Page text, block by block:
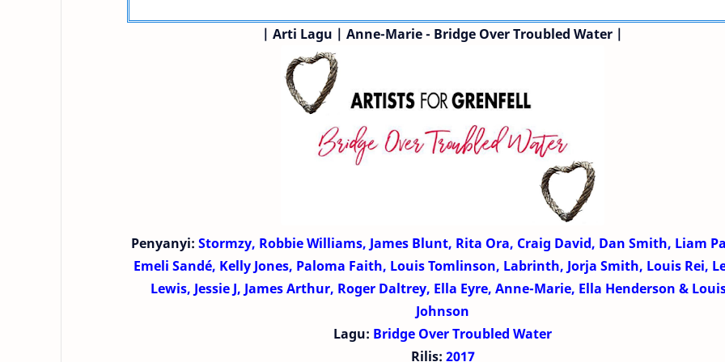
| Arti Lagu | Anne-Marie - Bridge Over Troubled Water |
Penyanyi: Stormzy, Robbie Williams, James Blunt, Rita Ora, Craig David, Dan Smith, Liam
Emeli Sandé, Kelly Jones, Paloma Faith, Louis Tomlinson, Labrinth, Jorja Smith, Louis Rei,
Lewis, Jessie J, James Arthur, Roger Daltrey, Ella Eyre, Anne-Marie, Ella Henderson &
Johnson
Lagu: Bridge Over Troubled Water
Rilis: 2017